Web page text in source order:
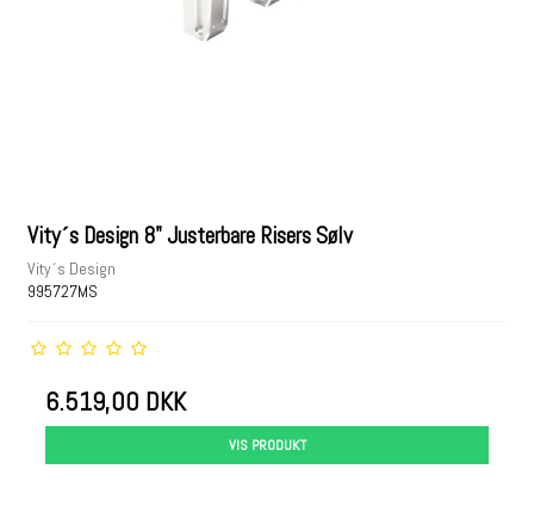
Vity´s Design 8" Justerbare Risers Sølv
Vity´s Design
995727MS
6.519,00 DKK
VIS PRODUKT